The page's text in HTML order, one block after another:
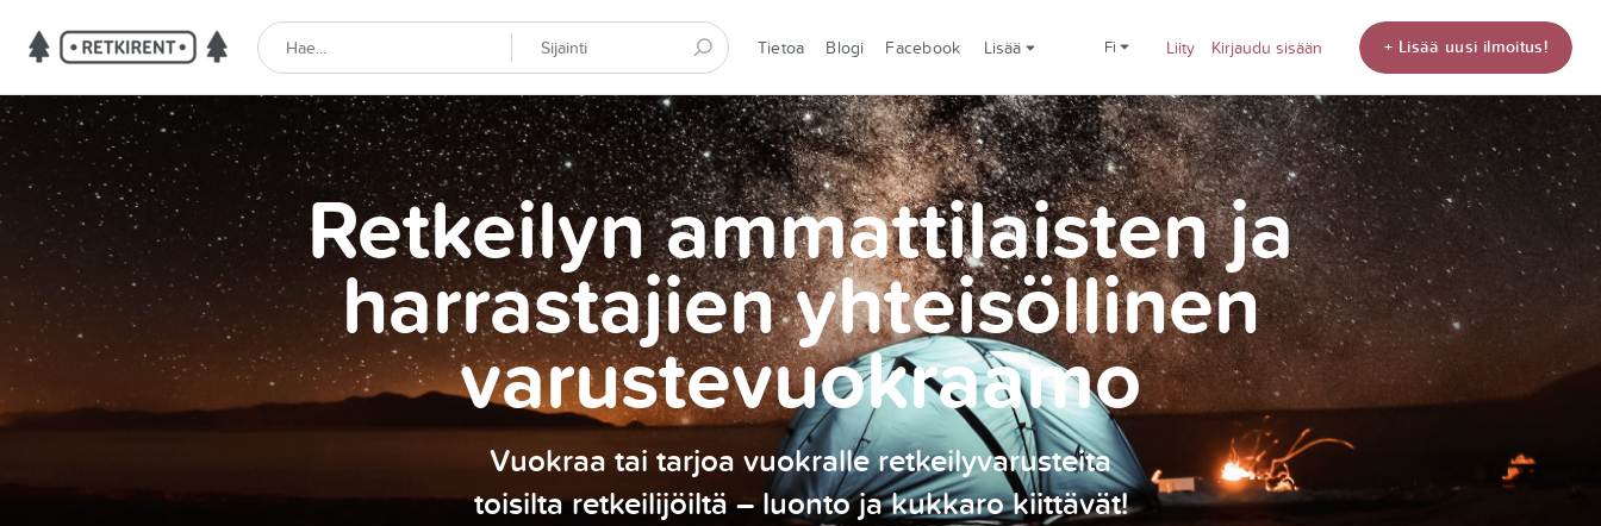
Tietoa Blogi Facebook Lisää fi Liity Kirjaudu sisään + Lisää uusi ilmoitus!
Retkeilyn ammattilaisten ja
harrastajien yhteisöllinen
varustevuokraamo
Vuokraa tai tarjoa vuokralle retkeilyvarusteita
toisilta retkeilijöiltä – luonto ja kukkaro kiittävät!